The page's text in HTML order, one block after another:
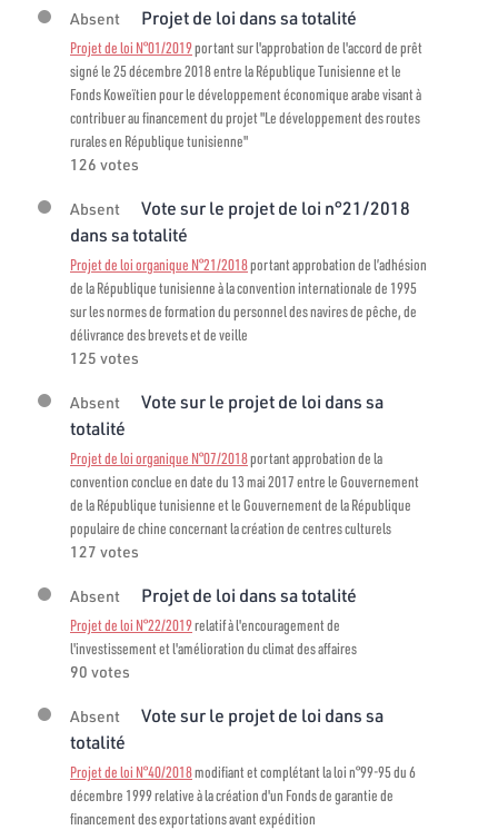
Absent Projet de loi dans sa totalité
Projet de loi N°01/2019portant sur l'approbation de l'accord de prêt
signé le 25 décembre 2018 entre la République Tunisienne et le
Fonds Koweïtien pour le développement économique arabe visant à
contribuer au financement du projet "Le développement des routes
rurales en République tunisienne"
126 votes
Absent
Vote sur le projet de loi n°21/2018
dans sa totalité
Projet de loi organique N°21/2018portant approbation de l’adhésion
de la République tunisienne à la convention internationale de 1995
sur les normes de formation du personnel des navires de pêche, de
délivrance des brevets et de veille
125 votes
Absent
Vote sur le projet de loi dans sa
totalité
Projet de loi organique N°07/2018portant approbation de la
convention conclue en date du 13 mai 2017 entre le Gouvernement
de la République tunisienne et le Gouvernement de la République
populaire de chine concernant la création de centres culturels
127 votes
Absent Projet de loi dans sa totalité
Projet de loi N°22/2019relatif à l'encouragement de
l'investissement et l'amélioration du climat des affaires
90 votes
Absent
Vote sur le projet de loi dans sa
totalité
Projet de loi N°40/2018modifiant et complétant la loi n°99-95 du 6
décembre 1999 relative à la création d'un Fonds de garantie de
financement des exportations avant expédition